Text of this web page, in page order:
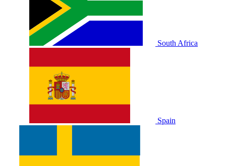
South Africa
Spain